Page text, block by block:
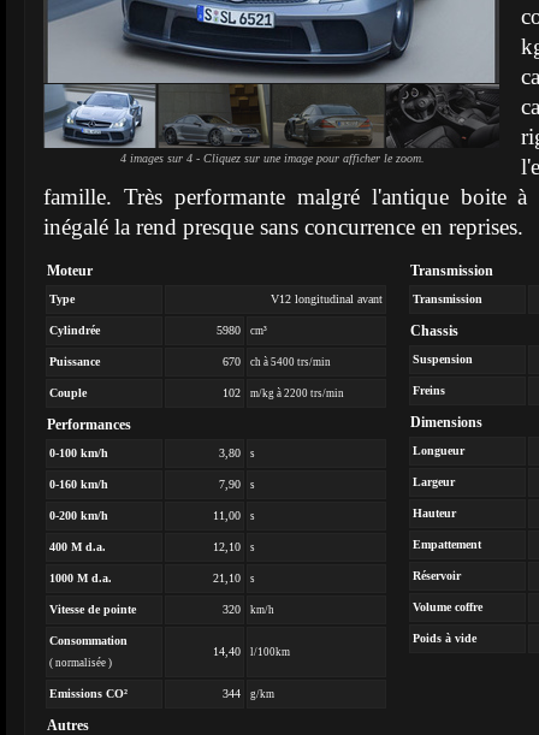
4 images sur 4 - Cliquez sur une image pour afficher le zoom.
famille. Très performante malgré l'antique boite
inégalé la rend presque sans concurrence en reprises.
Moteur
Type V12 longitudinal avant
Cylindrée 5980 cm³
Puissance 670 ch à 5400 trs/min
Couple 102 m/kg à 2200 trs/min
Performances
0-100 km/h 3,80 s
0-160 km/h 7,90 s
0-200 km/h 11,00 s
400 M d.a. 12,10 s
1000 M d.a. 21,10 s
Vitesse de pointe 320 km/h
Consommation
( normalisée )
14,40 l/100km
Emissions CO² 344 g/km
Autres
Transmission
Transmission
Chassis
Suspension
Freins
Dimensions
Longueur
Largeur
Hauteur
Empattement
Réservoir
Volume coffre
Poids à vide